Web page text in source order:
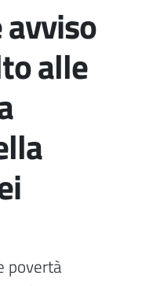
alle
povertà